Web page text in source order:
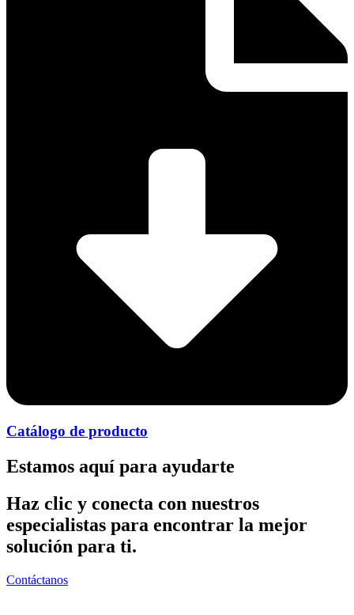
Catálogo de producto
Estamos aquí para ayudarte
Haz clic y conecta con nuestros
especialistas para encontrar la mejor
solución para ti.
Contáctanos